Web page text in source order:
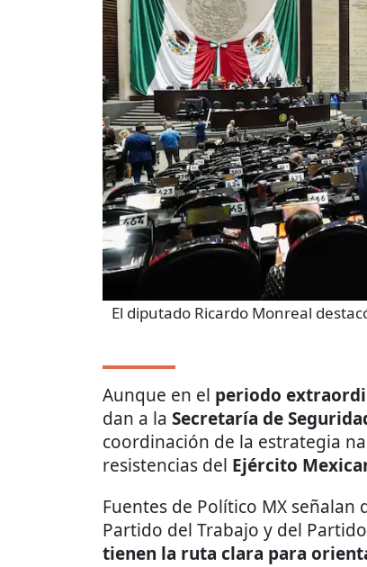
El diputado Ricardo Monreal
Aunque en el periodo
dan a la Secretaría de
coordinación de la estrategia
resistencias del Ejército
Fuentes de Político MX
Partido del Trabajo y del
tienen la ruta clara para